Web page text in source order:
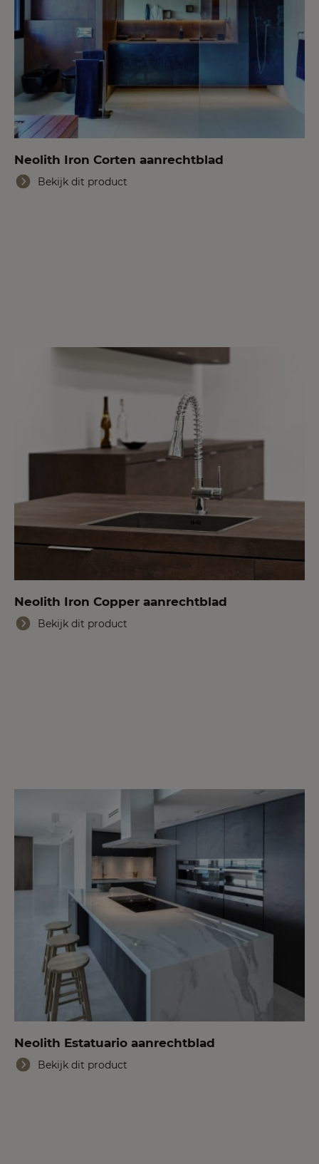
Neolith Iron Corten aanrechtblad
Bekijk dit product
Neolith Iron Copper aanrechtblad
Bekijk dit product
Neolith Estatuario aanrechtblad
Bekijk dit product